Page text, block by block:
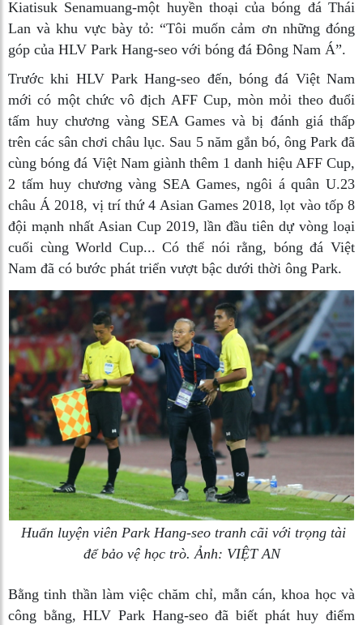
Kiatisuk Senamuang-một huyền thoại của bóng đá Thái
Lan và khu vực bày tỏ: “Tôi muốn cảm ơn những đóng
góp của HLV Park Hang-seo với bóng đá Đông Nam Á”.
Trước khi HLV Park Hang-seo đến, bóng đá Việt Nam
mới có một chức vô địch AFF Cup, mòn mỏi theo đuổi
tấm huy chương vàng SEA Games và bị đánh giá thấp
trên các sân chơi châu lục. Sau 5 năm gắn bó, ông Park đã
cùng bóng đá Việt Nam giành thêm 1 danh hiệu AFF Cup,
2 tấm huy chương vàng SEA Games, ngôi á quân U.23
châu Á 2018, vị trí thứ 4 Asian Games 2018, lọt vào tốp 8
đội mạnh nhất Asian Cup 2019, lần đầu tiên dự vòng loại
cuối cùng World Cup... Có thể nói rằng, bóng đá Việt
Nam đã có bước phát triển vượt bậc dưới thời ông Park.
Huấn luyện viên Park Hang-seo tranh cãi với trọng tài
để bảo vệ học trò. Ảnh: VIỆT AN
Bằng tinh thần làm việc chăm chỉ, mẫn cán, khoa học và
công bằng, HLV Park Hang-seo đã biết phát huy điểm